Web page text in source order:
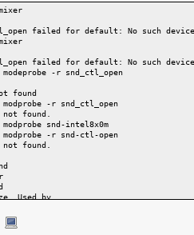
failed for default: No such
failed for default: No such
modeprobe -r snd_ctl_open
not found
modprobe -r snd_ctl_open
not found.
modprobe snd-intel8x0m
modprobe -r snd-ctl-open
not found.
Used by
1 snd_intel8x0m
1 snd_ac97_codec